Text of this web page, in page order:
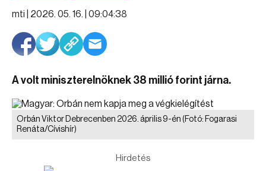
mti | 2026. 05. 16. | 09:04:38
A volt miniszterelnöknek 38 millió forint járna.
Orbán Viktor Debrecenben 2026. április 9-én (Fotó: Fogarasi
Renáta/Cívishír)
Hirdetés